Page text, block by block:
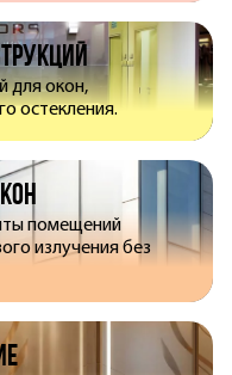
для окон,
остекления.
помещений
излучения без